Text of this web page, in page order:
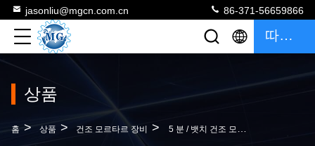
jasonliu@mgcn.com.cn 86-371-56659866
따옴표
상품
홈 > 상품 > 건조 모르타르 장비 > 5 분 / 뱃치 건조 모르타르 믹서 기관총 세라믹 타일 접착제